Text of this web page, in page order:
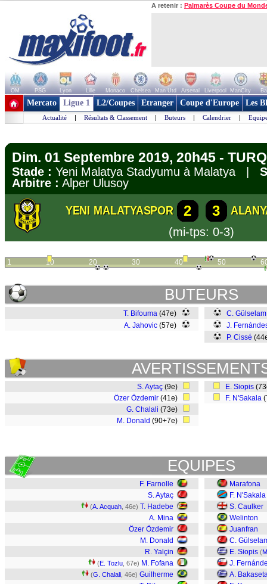
A retenir : Palmarès Coupe du
OM PSG Lyon Lille Monaco Chelsea Man Utd Arsenal Liverpool ManCity
+ de clubs
Mercato Ligue 1 L2/Coupes Etranger Coupe d'Europe Les
Actualité | Résultats & Classement | Buteurs | Calendrier |
Dim. 01 Septembre 2019, 20h45 -
Stade : Yeni Malatya Stadyumu à Malatya |
Arbitre : Alper Ulusoy
YENI MALATYASPOR 2 3
(mi-tps: 0-3)
1 10 20 30 40 50
BUTEURS
T. Bifouma (47e)
A. Jahovic (57e)
C. Gülselam
J.
P. Cissé
S. Aytaç (9e)
Özer Özdemir (41e)
G. Chalali (73e)
M. Donald (90+7e)
E. Siopis
F. N'Sakala
EQUIPES
F. Farnolle
S. Aytaç
(A. Acquah , 46e) T. Hadebe
A. Mina
Özer Özdemir
M. Donald
R. Yalçin
(E. Tozlu , 67e) M. Fofana
(G. Chalali , 46e) Guilherme
Marafona
F. N'Sakala
S. Caulker
Welinton
Juanfran
C.
E. Siopis (
J.
A.